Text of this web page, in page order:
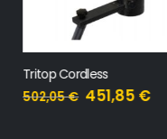
Tritop Cordless
502,05€ 451,85€